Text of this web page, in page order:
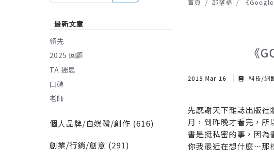
最新文章
領先
2025 回顧
TA 迷思
口碑
老師
個人品牌/自媒體/創作 (616)
創業/行銷/創意 (291)
首頁 部落格 《
《
2015 Mar 16 科技/網
先感謝天下雜誌出版社
月，到昨晚才看完，
書是挺私密的事，因為
你我最近在想什麼…那